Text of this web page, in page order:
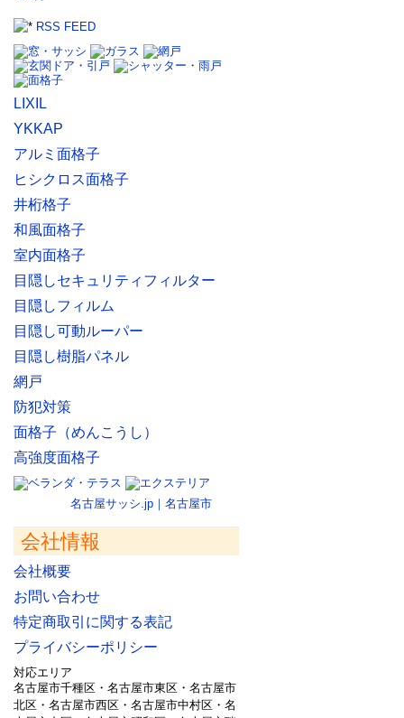
RSS FEED
LIXIL
YKKAP
アルミ面格子
ヒシクロス面格子
井桁格子
和風面格子
室内面格子
目隠しセキュリティフィルター
目隠しフィルム
目隠し可動ルーパー
目隠し樹脂パネル
網戸
防犯対策
面格子（めんこうし）
高強度面格子
名古屋サッシ.jp｜名古屋市
会社情報
会社概要
お問い合わせ
特定商取引に関する表記
プライバシーポリシー
対応エリア
名古屋市千種区・名古屋市東区・名古屋市
北区・名古屋市西区・名古屋市中村区・名